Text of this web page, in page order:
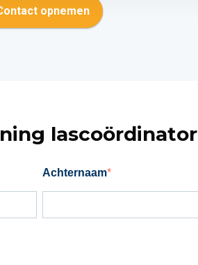
opnemen
Achternaam*